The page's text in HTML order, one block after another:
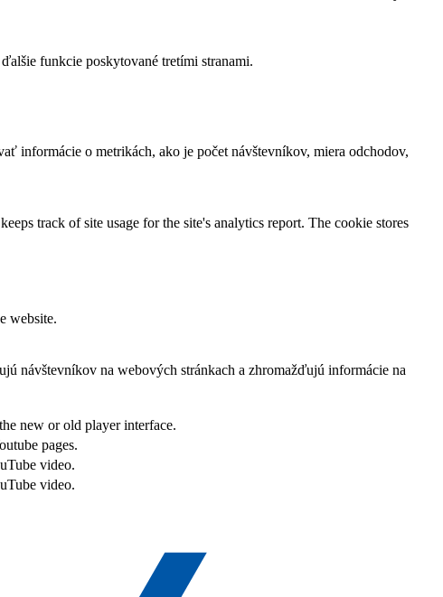
funkcie poskytované tretími stranami.
informácie o metrikách, ako je počet návštevníkov, miera odchodov,
track of site usage for the site's analytics report. The cookie stores
website.
návštevníkov na webových stránkach a zhromažďujú informácie na
new or old player interface.
pages.
video.
video.